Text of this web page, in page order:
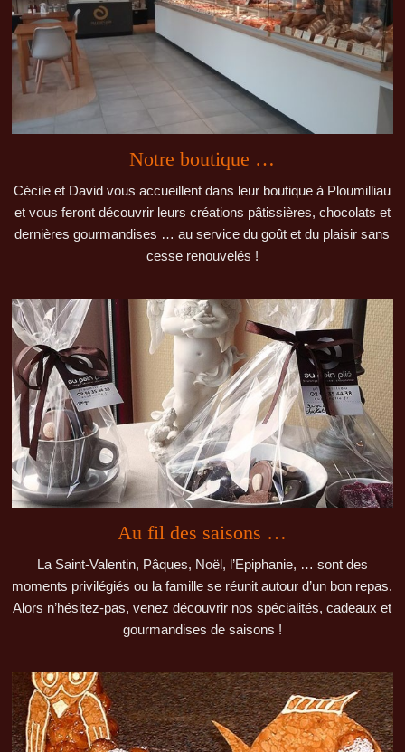
Notre boutique …
Cécile et David vous accueillent dans leur boutique à Ploumilliau
et vous feront découvrir leurs créations pâtissières, chocolats et
dernières gourmandises … au service du goût et du plaisir sans
cesse renouvelés !
Au fil des saisons …
La Saint-Valentin, Pâques, Noël, l’Epiphanie, … sont des
moments privilégiés ou la famille se réunit autour d’un bon repas.
Alors n’hésitez-pas, venez découvrir nos spécialités, cadeaux et
gourmandises de saisons !